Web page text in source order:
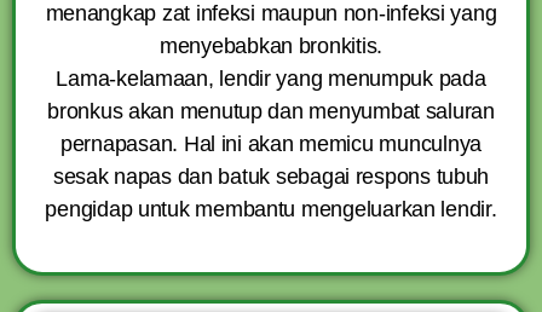
menangkap zat infeksi maupun non-infeksi yang
menyebabkan bronkitis.
Lama-kelamaan, lendir yang menumpuk pada
bronkus akan menutup dan menyumbat saluran
pernapasan. Hal ini akan memicu munculnya
sesak napas dan batuk sebagai respons tubuh
pengidap untuk membantu mengeluarkan lendir.